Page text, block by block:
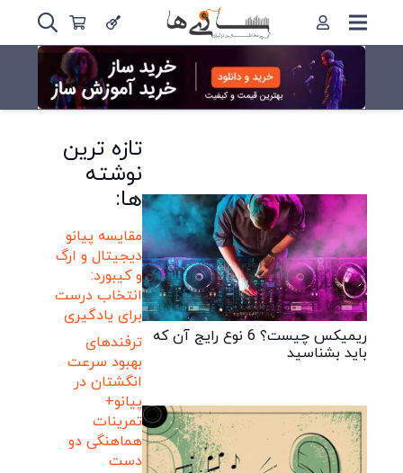
ریمیکس چیست؟ 6 نوع رایج آن که
باید بشناسید
تازه ترین
نوشته
ها:
مقایسه پیانو
دیجیتال و ارگ
و کیبورد:
انتخاب درست
برای یادگیری
ترفندهای
بهبود سرعت
انگشتان در
پیانو+
تمرینات
هماهنگی دو
دست